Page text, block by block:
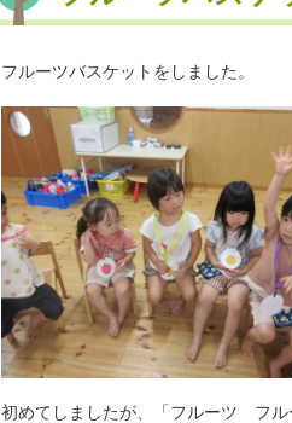
フルーツバスケットをしました。
初めてしましたが、「フルーツ フ